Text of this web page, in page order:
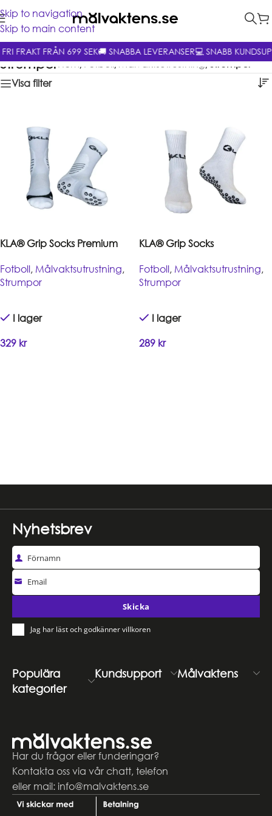
Skip to navigation
Skip to main content
FRAKT FRÅN 699 SEK🚚 SNABBA LEVERANSER💻 SNABB
StrumporHem/Fotboll/Målvaktsutrustning/Strumpor
Visa filter
KLA® Grip Socks Premium
Fotboll, Målvaktsutrustning,
Strumpor
I lager
329 kr
KLA® Grip Socks
Fotboll, Målvaktsutrustning,
Strumpor
I lager
289 kr
Har du frågor eller funderingar?
Kontakta oss via vår chatt, telefon
eller mail: info@malvaktens.se
Populära
kategorier
Kundsupport Målvaktens
Nyhetsbrev
Förnamn
Email
Skicka
Jag har läst och godkänner villkoren